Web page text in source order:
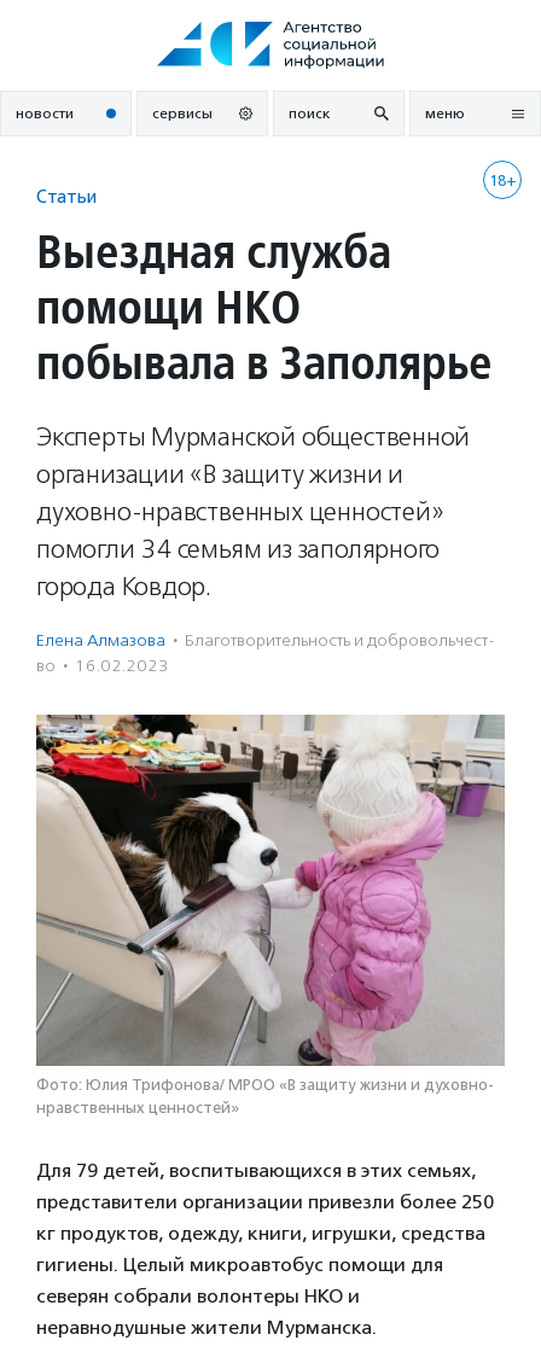
новости сервисы поиск меню
18+
Статьи
Выездная служба
помощи НКО
побывала в Заполярье
Эксперты Мурманской общественной
организации «В защиту жизни и
духовно-нравственных ценностей»
помогли 34 семьям из заполярного
города Ковдор.
Елена Алмазова · Благотвори­тель­ность и доброволь­чест­
во · 16.02.2023
Фото: Юлия Трифонова/ МРОО «В защиту жизни и духовно-
нравственных ценностей»
Для 79 детей, воспитывающихся в этих семьях,
представители организации привезли более 250
кг продуктов, одежду, книги, игрушки, средства
гигиены. Целый микроавтобус помощи для
северян собрали волонтеры НКО и
неравнодушные жители Мурманска.